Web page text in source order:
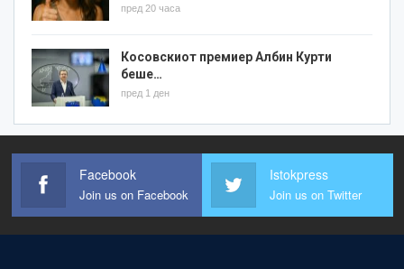
пред 20 часа
Косовскиот премиер Албин Курти
беше…
пред 1 ден
Facebook
Join us on Facebook
Istokpress
Join us on Twitter